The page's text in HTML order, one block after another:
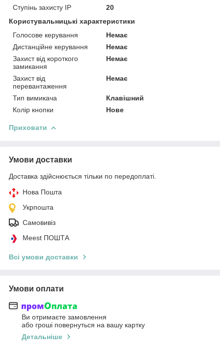
Ступінь захисту IP
20
Користувальницькі характеристики
Голосове керування
Немає
Дистанційне керування
Немає
Захист від короткого
замикання
Немає
Захист від
перевантаження
Немає
Тип вимикача
Клавішний
Колір кнопки
Нове
Приховати
Умови доставки
Доставка здійснюється тільки по передоплаті.
Нова Пошта
Укрпошта
Самовивіз
Meest ПОШТА
Всі умови доставки
Умови оплати
Ви отримаєте замовлення
або гроші повернуться на вашу картку
Детальніше